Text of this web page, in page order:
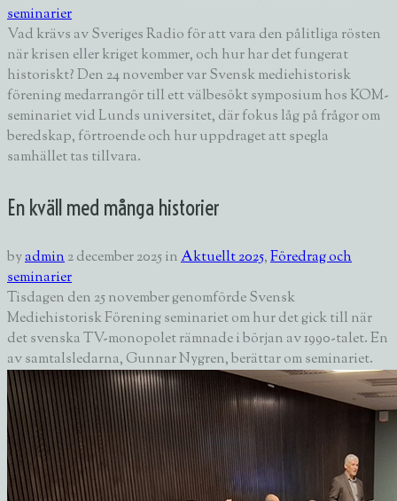
seminarier
Vad krävs av Sveriges Radio för att vara den pålitliga rösten
när krisen eller kriget kommer, och hur har det fungerat
historiskt? Den 24 november var Svensk mediehistorisk
förening medarrangör till ett välbesökt symposium hos KOM-
seminariet vid Lunds universitet, där fokus låg på frågor om
beredskap, förtroende och hur uppdraget att spegla
samhället tas tillvara.
En kväll med många historier
byadmin2 december 2025inAktuellt 2025,Föredrag och
seminarier
Tisdagen den 25 november genomförde Svensk
Mediehistorisk Förening seminariet om hur det gick till när
det svenska TV-monopolet rämnade i början av 1990-talet. En
av samtalsledarna, Gunnar Nygren, berättar om seminariet.